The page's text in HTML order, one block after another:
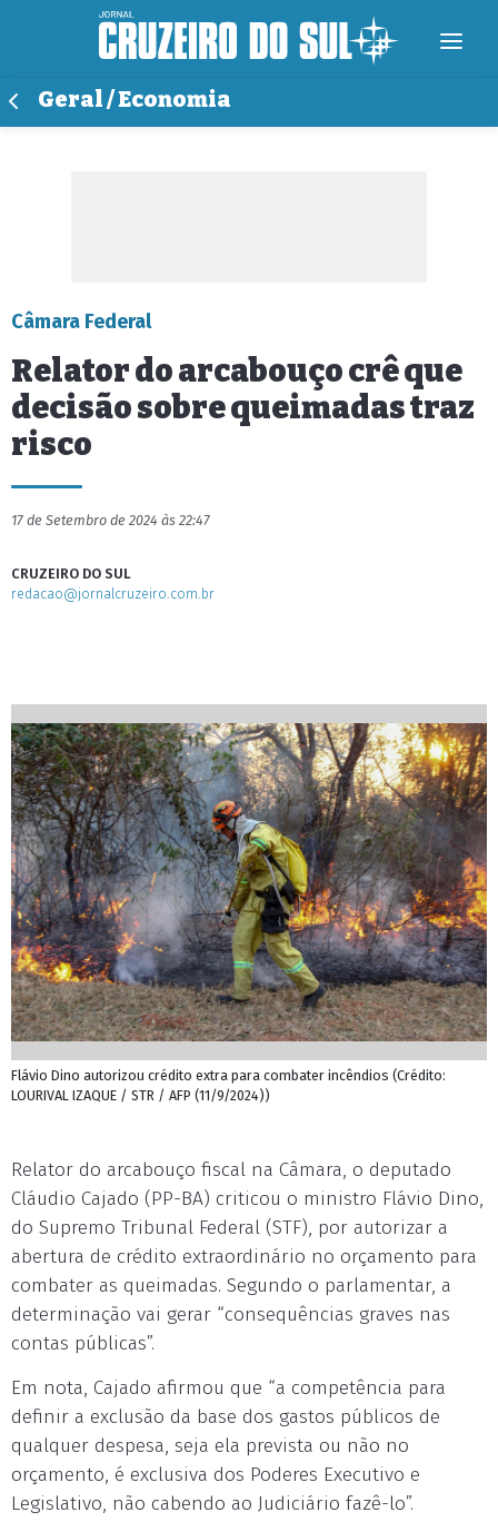
Geral / Economia
Câmara Federal
Relator do arcabouço crê que
decisão sobre queimadas traz
risco
17 de Setembro de 2024 às 22:47
CRUZEIRO DO SUL
redacao@jornalcruzeiro.com.br
Flávio Dino autorizou crédito extra para combater incêndios (Crédito:
LOURIVAL IZAQUE / STR / AFP (11/9/2024))
Relator do arcabouço fiscal na Câmara, o deputado
Cláudio Cajado (PP-BA) criticou o ministro Flávio Dino,
do Supremo Tribunal Federal (STF), por autorizar a
abertura de crédito extraordinário no orçamento para
combater as queimadas. Segundo o parlamentar, a
determinação vai gerar “consequências graves nas
contas públicas”.
Em nota, Cajado afirmou que “a competência para
definir a exclusão da base dos gastos públicos de
qualquer despesa, seja ela prevista ou não no
orçamento, é exclusiva dos Poderes Executivo e
Legislativo, não cabendo ao Judiciário fazê-lo”.